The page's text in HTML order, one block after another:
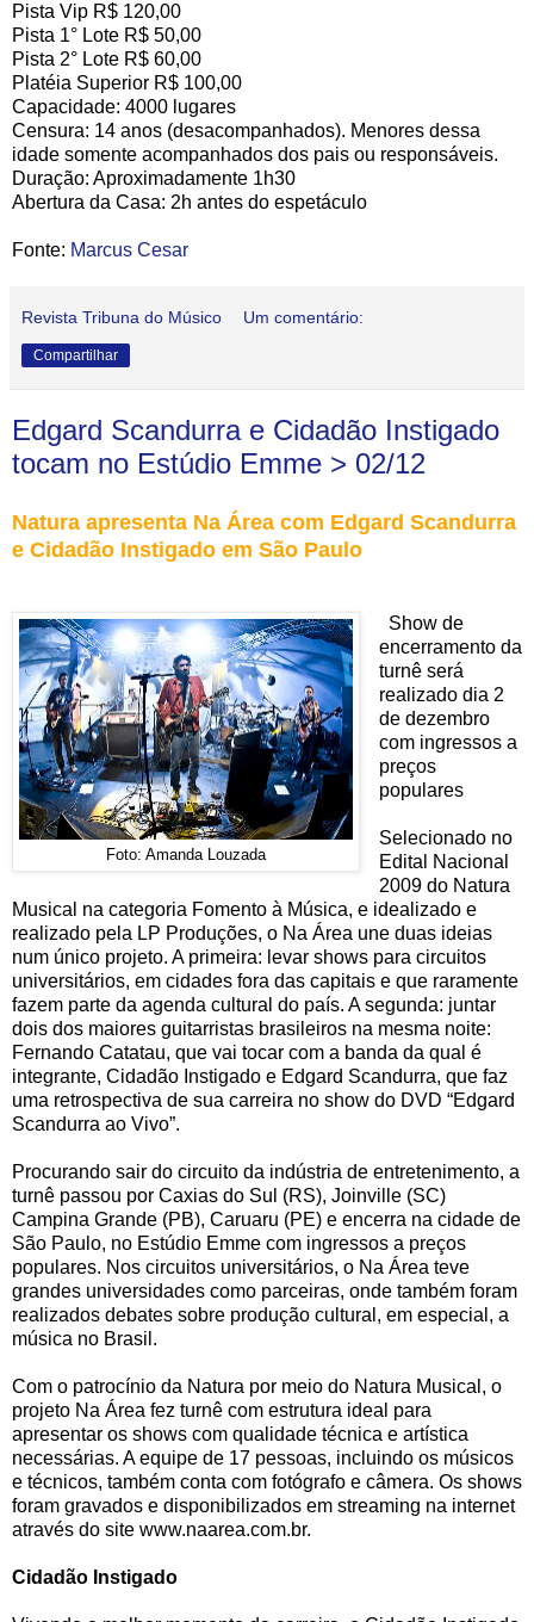
Pista Vip R$ 120,00
Pista 1° Lote R$ 50,00
Pista 2° Lote R$ 60,00
Platéia Superior R$ 100,00
Capacidade: 4000 lugares
Censura: 14 anos (desacompanhados). Menores dessa
idade somente acompanhados dos pais ou responsáveis.
Duração: Aproximadamente 1h30
Abertura da Casa: 2h antes do espetáculo
Fonte: Marcus Cesar
Revista Tribuna do Músico Um comentário:
Compartilhar
Edgard Scandurra e Cidadão Instigado
tocam no Estúdio Emme > 02/12
Natura apresenta Na Área com Edgard Scandurra
e Cidadão Instigado em São Paulo
Foto: Amanda Louzada
Show de
encerramento da
turnê será
realizado dia 2
de dezembro
com ingressos a
preços
populares
Selecionado no
Edital Nacional
2009 do Natura
Musical na categoria Fomento à Música, e idealizado e
realizado pela LP Produções, o Na Área une duas ideias
num único projeto. A primeira: levar shows para circuitos
universitários, em cidades fora das capitais e que raramente
fazem parte da agenda cultural do país. A segunda: juntar
dois dos maiores guitarristas brasileiros na mesma noite:
Fernando Catatau, que vai tocar com a banda da qual é
integrante, Cidadão Instigado e Edgard Scandurra, que faz
uma retrospectiva de sua carreira no show do DVD “Edgard
Scandurra ao Vivo”.
Procurando sair do circuito da indústria de entretenimento, a
turnê passou por Caxias do Sul (RS), Joinville (SC)
Campina Grande (PB), Caruaru (PE) e encerra na cidade de
São Paulo, no Estúdio Emme com ingressos a preços
populares. Nos circuitos universitários, o Na Área teve
grandes universidades como parceiras, onde também foram
realizados debates sobre produção cultural, em especial, a
música no Brasil.
Com o patrocínio da Natura por meio do Natura Musical, o
projeto Na Área fez turnê com estrutura ideal para
apresentar os shows com qualidade técnica e artística
necessárias. A equipe de 17 pessoas, incluindo os músicos
e técnicos, também conta com fotógrafo e câmera. Os shows
foram gravados e disponibilizados em streaming na internet
através do site www.naarea.com.br.
Cidadão Instigado